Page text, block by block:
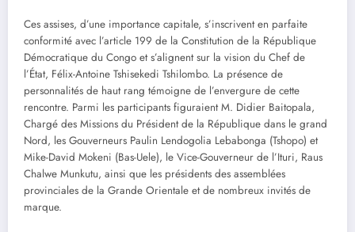
Ces assises, d’une importance capitale, s’inscrivent en parfaite
conformité avec l’article 199 de la Constitution de la République
Démocratique du Congo et s’alignent sur la vision du Chef de
l’État, Félix-Antoine Tshisekedi Tshilombo. La présence de
personnalités de haut rang témoigne de l’envergure de cette
rencontre. Parmi les participants figuraient M. Didier Baitopala,
Chargé des Missions du Président de la République dans le grand
Nord, les Gouverneurs Paulin Lendogolia Lebabonga (Tshopo) et
Mike-David Mokeni (Bas-Uele), le Vice-Gouverneur de l’Ituri, Raus
Chalwe Munkutu, ainsi que les présidents des assemblées
provinciales de la Grande Orientale et de nombreux invités de
marque.